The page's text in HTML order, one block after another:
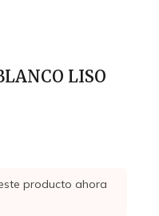
LISO
producto ahora